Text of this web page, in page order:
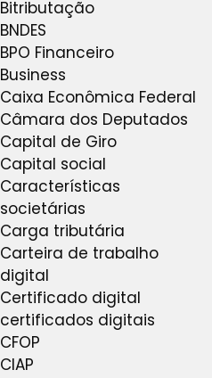
Bitributação
BNDES
BPO Financeiro
Business
Caixa Econômica Federal
Câmara dos Deputados
Capital de Giro
Capital social
Características
societárias
Carga tributária
Carteira de trabalho
digital
Certificado digital
certificados digitais
CFOP
CIAP